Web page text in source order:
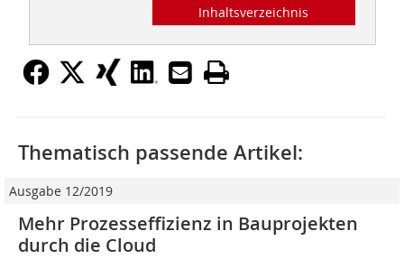
Inhaltsverzeichnis
Thematisch passende Artikel:
Ausgabe 12/2019
Mehr Prozesseffizienz in Bauprojekten
durch die Cloud